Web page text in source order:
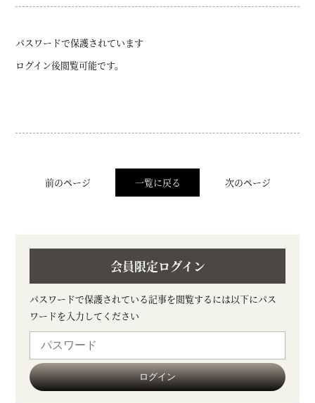
パスワードで保護されています
ログイン後閲覧可能です。
前のページ 一覧に戻る 次のページ
会員限定ログイン
パスワードで保護されている記事を閲覧するには以下にパス
ワードを入力してください